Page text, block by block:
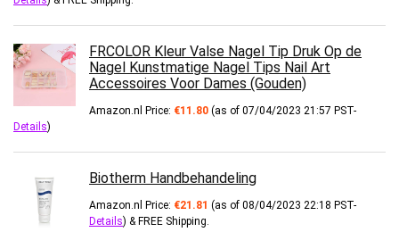
FRCOLOR Kleur Valse Nagel Tip Druk Op de
Nagel Kunstmatige Nagel Tips Nail Art
Accessoires Voor Dames (Gouden)
Amazon.nl Price: €11.80 (as of 07/04/2023 21:57 PST-
Details)
Biotherm Handbehandeling
Amazon.nl Price: €21.81 (as of 08/04/2023 22:18 PST-
Details) & FREE Shipping.